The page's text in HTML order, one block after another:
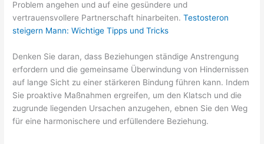
Problem angehen und auf eine gesündere und
vertrauensvollere Partnerschaft hinarbeiten.Testosteron
steigern Mann: Wichtige Tipps und Tricks
Denken Sie daran, dass Beziehungen ständige Anstrengung
erfordern und die gemeinsame Überwindung von Hindernissen
auf lange Sicht zu einer stärkeren Bindung führen kann. Indem
Sie proaktive Maßnahmen ergreifen, um den Klatsch und die
zugrunde liegenden Ursachen anzugehen, ebnen Sie den Weg
für eine harmonischere und erfüllendere Beziehung.